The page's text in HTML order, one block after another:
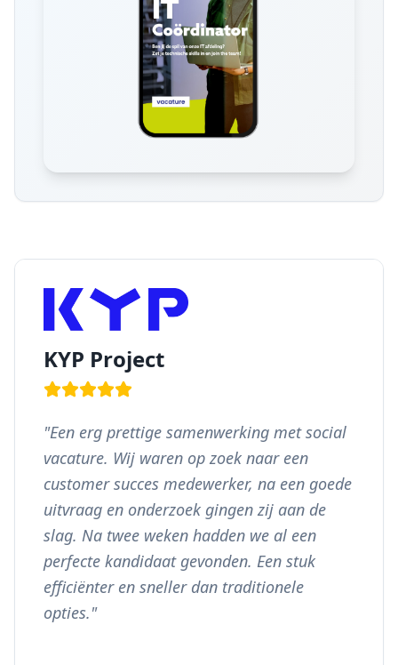
KYP Project
"Een erg prettige samenwerking met social
vacature. Wij waren op zoek naar een
customer succes medewerker, na een goede
uitvraag en onderzoek gingen zij aan de
slag. Na twee weken hadden we al een
perfecte kandidaat gevonden. Een stuk
efficiënter en sneller dan traditionele
opties."